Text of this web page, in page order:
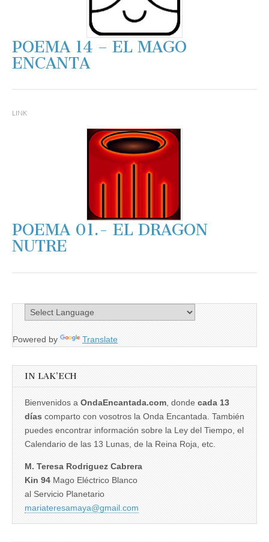
POEMA 14 – EL MAGO
ENCANTA
LINK
POEMA 01.- EL DRAGON
NUTRE
Powered by Translate
IN LAK’ECH
Bienvenidos a OndaEncantada.com , donde cada 13
días comparto con vosotros la Onda Encantada. También
puedes encontrar información sobre la Ley del Tiempo, el
Calendario de las 13 Lunas, de la Reina Roja, etc.
M. Teresa Rodriguez Cabrera
Kin 94 Mago Eléctrico Blanco
al Servicio Planetario
mariateresamaya@gmail.com